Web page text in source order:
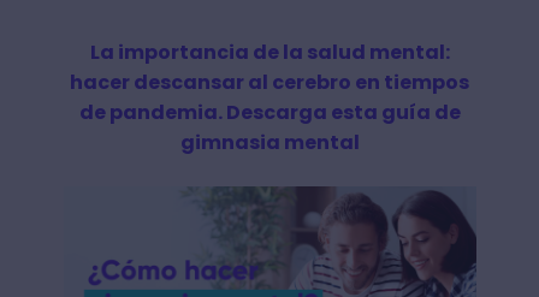
La importancia de la salud mental:
hacer descansar al cerebro en tiempos
de pandemia. Descarga esta guía de
gimnasia mental